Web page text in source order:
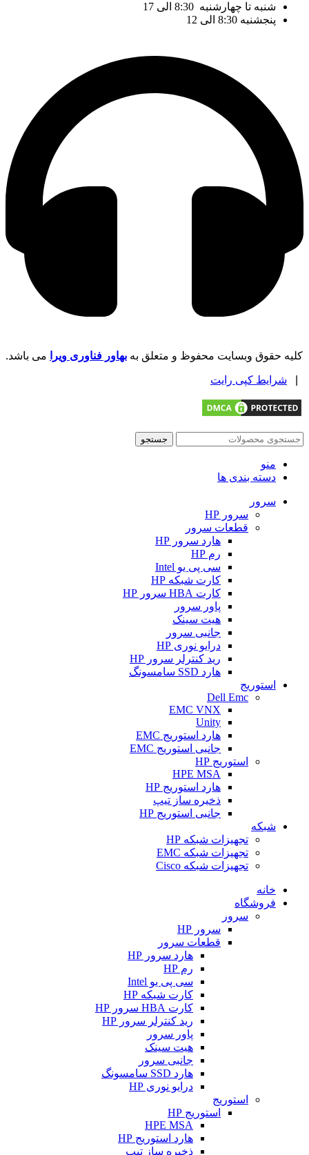
شنبه تا چهارشنبه 8:30 الی 17
پنجشنبه 8:30 الی 12
کلیه حقوق وبسایت محفوظ و متعلق به بهاور فناوری ویرا می باشد.
شرایط کپی رایت
جستجو
منو
دسته بندی ها
سرور
سرور HP
قطعات سرور
هارد سرور HP
رم HP
سی پی یو Intel
کارت شبکه HP
کارت HBA سرور HP
پاور سرور
هیت سینک
جانبی سرور
درایو نوری HP
رید کنترلر سرور HP
هارد SSD سامسونگ
استوریج
Dell Emc
EMC VNX
Unity
هارد استوریج EMC
جانبی استوریج EMC
استوریج HP
HPE MSA
هارد استوریج HP
ذخیره ساز تیپ
جانبی استوریج HP
شبکه
تجهیزات شبکه HP
تجهیزات شبکه EMC
تجهیزات شبکه Cisco
خانه
فروشگاه
سرور
سرور HP
قطعات سرور
هارد سرور HP
رم HP
سی پی یو Intel
کارت شبکه HP
کارت HBA سرور HP
رید کنترلر سرور HP
پاور سرور
هیت سینک
جانبی سرور
هارد SSD سامسونگ
درایو نوری HP
استوریج
استوریج HP
HPE MSA
هارد استوریج HP
ذخیره ساز تیپ